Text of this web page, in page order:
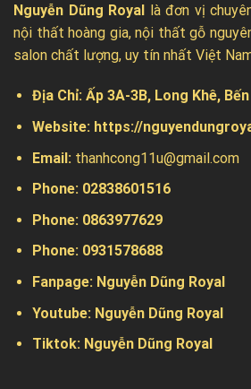
Nguyễn Dũng Royal là đơn vị
nội thất hoàng gia, nội thất gỗ
salon chất lượng, uy tín nhất Việt
Địa Chỉ: Ấp 3A-3B, Long Khê,
Website: https://
Email: thanhcong11u@gmail.com
Phone: 02838601516
Phone: 0863977629
Phone: 0931578688
Fanpage: Nguyễn Dũng Royal
Youtube: Nguyễn Dũng Royal
Tiktok: Nguyễn Dũng Royal